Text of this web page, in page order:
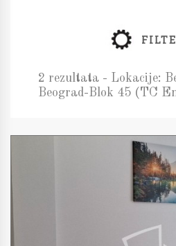
2 rezultata - Lokacije:
Beograd-Blok 45 (TC